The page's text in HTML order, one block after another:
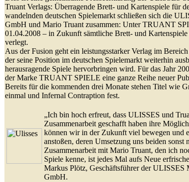
Truant Verlags: Überragende Brett- und Kartenspiele für
wandelnden deutschen Spielemarkt schließen sich die
GmbH und Mario Truant zusammen: Unter TRUANT
01.04.2008 – in Zukunft sämtliche Brett- und
verlegt.
Aus der Fusion geht ein leistungsstarker Verlag im
der seine Position im deutschen Spielemarkt weiterhin
herausragende Spiele hervorbringen wird. Für das Jahr
der Marke TRUANT SPIELE eine ganze Reihe neuer
Bereits für die kommenden drei Monate stehen Titel wie
einmal und Infernal Contraption fest.
„Ich bin hoch erfreut, dass ULISSES und
Zusammenarbeit geschafft haben ihre
können wir in der Zukunft viel bewegen und
anstoßen, deren Umsetzung uns beiden
Zusammenarbeit mit Mario Truant, den ich
Spiele kenne, ist jedes Mal aufs Neue
Markus Plötz, Geschäftsführer der
GmbH.